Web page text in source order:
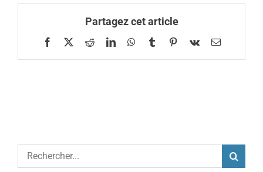
Partagez cet article
Facebook
X RedditLinkedInWhatsApp
TumblrPinterest
Vk Email
Rechercher: